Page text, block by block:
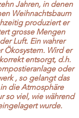
Jahren, in denen
Weihnachtsbaum
produziert er
grosse Mengen
Luft. Ein wahrer
Ökosystem. Wird er
entsorgt, d.h.
oder
, so gelangt das
die Atmosphäre
so viel, wie während
wurde.